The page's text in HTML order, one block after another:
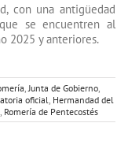
con una antigüedad
se encuentren al
2025 y anteriores.
Junta de Gobierno
oficial Hermandad del
Romería de Pentecostés